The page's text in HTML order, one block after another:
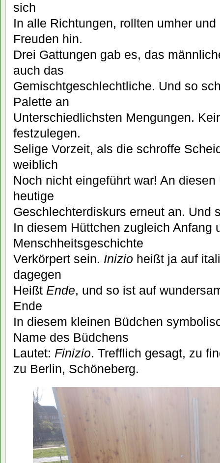
sich
In alle Richtungen, rollten umher
Freuden hin.
Drei Gattungen gab es, das
auch das
Gemischtgeschlechtliche. Und so
Palette an
Unterschiedlichsten Mengungen.
festzulegen.
Selige Vorzeit, als die schroffe
weiblich
Noch nicht eingeführt war! An
heutige
Geschlechterdiskurs erneut an. Und
In diesem Hüttchen zugleich Anfang
Menschheitsgeschichte
Verkörpert sein. Inizio heißt ja auf
dagegen
Heißt Ende, und so ist auf
Ende
In diesem kleinen Büdchen
Name des Büdchens
Lautet: Finizio. Trefflich gesagt, zu
zu Berlin, Schöneberg.